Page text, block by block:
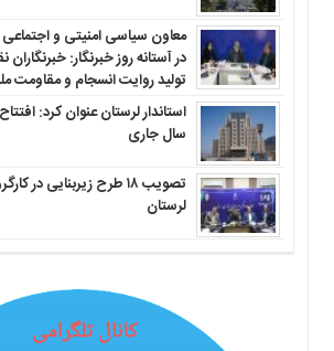
معاون سیاسی امنیتی و اجتماعی
در آستانه روز خبرنگار:
تولید روایت انسجام و مقاومت
استاندار لرستان عنوان کرد:
سال جاری
تصویب ۱۸ طرح زیربنایی در
لرستان